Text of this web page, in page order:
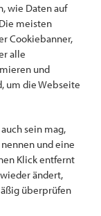
wie Daten auf
meisten
Cookiebanner,
alle
und
um die Webseite
sein mag,
und eine
Klick entfernt
ändert,
überprüfen